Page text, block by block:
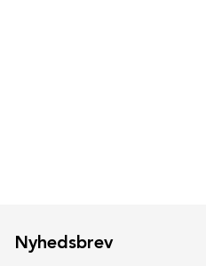
Nyhedsbrev